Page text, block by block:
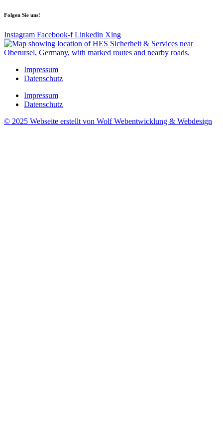
Folgen Sie uns!
Instagram Facebook-f Linkedin Xing
Impressum
Datenschutz
Impressum
Datenschutz
© 2025 Webseite erstellt von Wolf Webentwicklung & Webdesign